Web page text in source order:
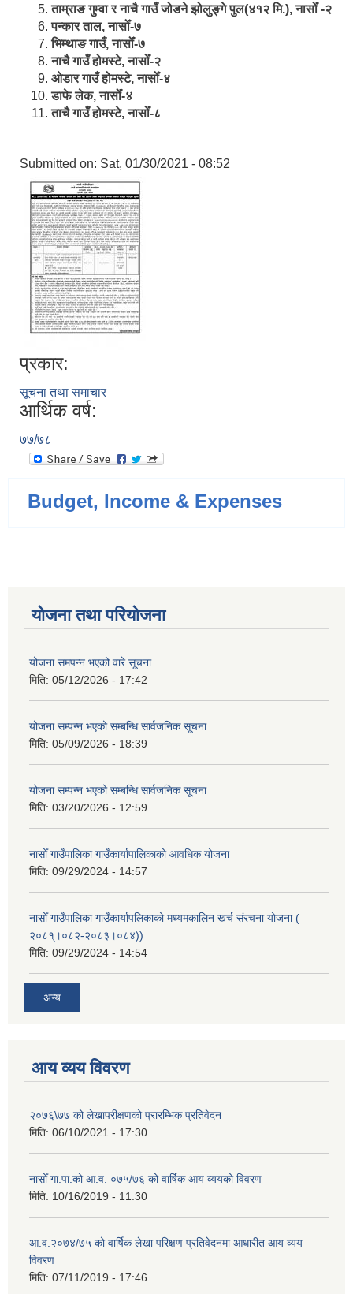
ताम्राङ गुम्वा र नाचै गाउँ जोडने झोलुङ्गे पुल(४१२ मि.), नासोँ -२
पन्कार ताल, नासोँ-७
भिम्थाङ गाउँ, नासोँ-७
नाचै गाउँ होमस्टे, नासोँ-२
ओ‍‍‌डार गाउँ होमस्टे, नासोँ-४
डाफे लेक, नासोँ-४
ताचै गाउँ होमस्टे, नासोँ-८
Submitted on: Sat, 01/30/2021 - 08:52
प्रकार:
सूचना तथा समाचार
आर्थिक वर्ष:
७७/७८
Budget, Income & Expenses
योजना तथा परियोजना
योजना समपन्न भएको वारे सूचना
मिति: 05/12/2026 - 17:42
योजना सम्पन्न भएको सम्बन्धि सार्वजनिक सूचना
मिति: 05/09/2026 - 18:39
योजना सम्पन्न भएको सम्बन्धि सार्वजनिक सूचना
मिति: 03/20/2026 - 12:59
नासोँ गाउँपालिका गाउँकार्यापालिकाको आवधिक योजना
मिति: 09/29/2024 - 14:57
नासोँ गाउँपालिका गाउँकार्यापलिकाको मध्यमकालिन खर्च संरचना योजना (
२०८१्।०८२-२०८३।०८४))
मिति: 09/29/2024 - 14:54
अन्य
आय व्यय विवरण
२०७६\७७ को लेखापरीक्षणको प्रारम्भिक प्रतिवेदन
मिति: 06/10/2021 - 17:30
नासोँ गा.पा.को आ.व. ०७५/७६ को वार्षिक आय व्ययको विवरण
मिति: 10/16/2019 - 11:30
आ.व.२०७४/७५ को वार्षिक लेखा परिक्षण प्रतिवेदनमा आधारीत आय व्यय
विवरण
मिति: 07/11/2019 - 17:46